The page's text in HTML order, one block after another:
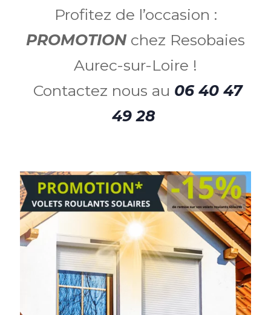
Profitez de l’occasion :
PROMOTION chez Resobaies
Aurec-sur-Loire !
Contactez nous au 06 40 47
49 28